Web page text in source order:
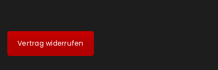
Vertrag widerrufen